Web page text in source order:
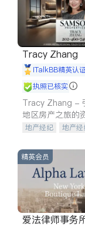
Tracy Zhang
iTalkBB精英认
执照已核实
Tracy Zhang -
地区房产之旅的
地产经纪
地产经
商铺租售
精英会员
爱法律师事务